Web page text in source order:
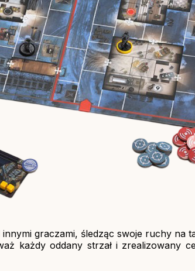
graczami, śledząc swoje ruchy na
każdy oddany strzał i zrealizowany